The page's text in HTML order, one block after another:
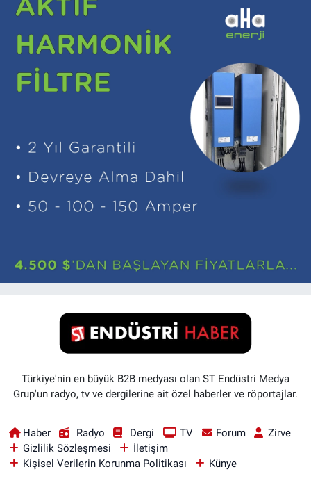
Türkiye'nin en büyük B2B medyası olan ST Endüstri Medya
Grup'un radyo, tv ve dergilerine ait özel haberler ve röportajlar.
Haber Radyo Dergi TV Forum
Zirve
Gizlilik Sözleşmesi
İletişim
Kişisel Verilerin Korunma Politikası
Künye